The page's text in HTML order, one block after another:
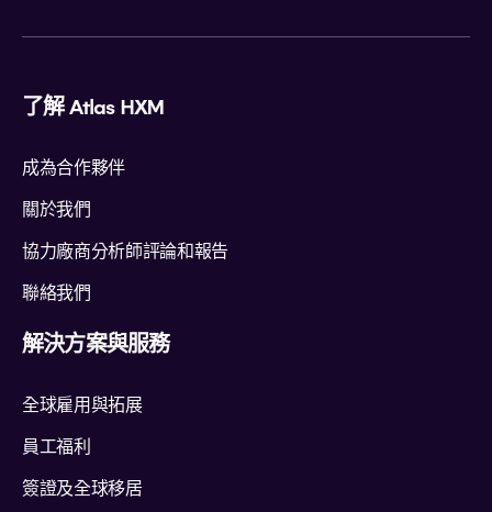
了解 Atlas HXM
成為合作夥伴
關於我們
協力廠商分析師評論和報告
聯絡我們
解決方案與服務
全球雇用與拓展
員工福利
簽證及全球移居